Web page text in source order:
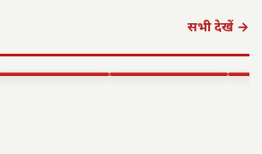
सभी देखें →
मैन्युफैक्चरिंग…
का वृंदावन दौरा:
श्रद्धांजलि,…
ने…